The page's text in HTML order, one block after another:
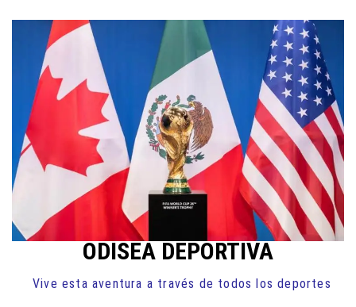
contenido
ODISEA DEPORTIVA
Vive esta aventura a través de todos los deportes